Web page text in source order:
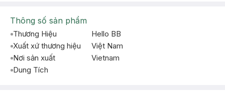
Thông số sản phẩm
Thương Hiệu
Hello BB
Xuất xứ thương hiệu
Việt Nam
Nơi sản xuất
Vietnam
Dung Tích